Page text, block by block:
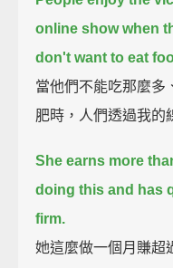
online show when
don't want to eat
當他們不能吃那麼多
肥時，人們透過我的
She earns more
doing this and has
firm.
她這麼做一個月賺超